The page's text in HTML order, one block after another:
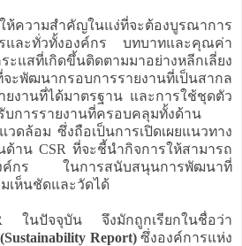
ห้ความสำคัญในแง่ที่จะต้องบูรณาการ
รและทั่วทั้งองค์กร บทบาทและคุณค่า
ะแสที่เกิดขึ้นติดตามมาอย่างหลีกเลี่ยง
ะพัฒนากรอบการรายงานที่เป็นสากล
ยงานที่ได้มาตรฐาน และการใช้ชุดตัว
บการรายงานที่ครอบคลุมทั้งด้าน
ดล้อม ซึ่งถือเป็นการเปิดเผยแนวทาง
ด้าน CSR ที่จะชี้นำกิจการให้สามารถ
งค์กร ในการสนับสนุนการพัฒนาที่
เห็นชัดและวัดได้
ในปัจจุบัน จึงมักถูกเรียกในชื่อว่า
Report)ซึ่งองค์การแห่ง